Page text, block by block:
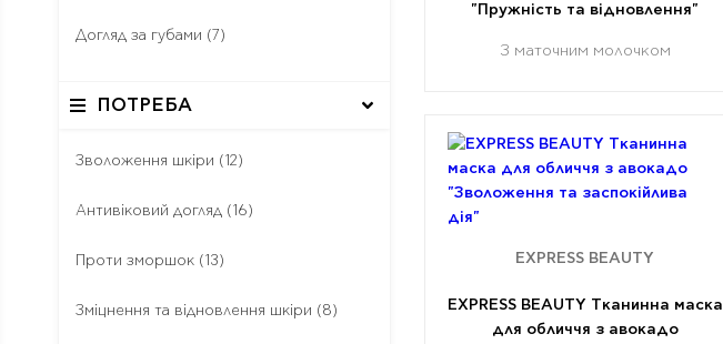
Догляд за губами (7)
ПОТРЕБА
Зволоження шкіри (12)
Антивіковий догляд (16)
Проти зморшок (13)
Зміцнення та відновлення шкіри (8)
"Пружність та відновлення"
З маточним молочком
EXPRESS BEAUTY
EXPRESS BEAUTY Тканинна маска
для обличчя з авокадо